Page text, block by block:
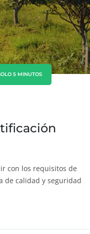
5 MINUTOS
con los requisitos de
de calidad y seguridad